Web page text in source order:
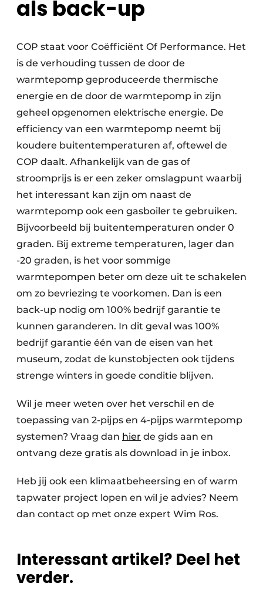
als back-up
COP staat voor Coëfficiënt Of Performance. Het
is de verhouding tussen de door de
warmtepomp geproduceerde thermische
energie en de door de warmtepomp in zijn
geheel opgenomen elektrische energie. De
efficiency van een warmtepomp neemt bij
koudere buitentemperaturen af, oftewel de
COP daalt. Afhankelijk van de gas of
stroomprijs is er een zeker omslagpunt waarbij
het interessant kan zijn om naast de
warmtepomp ook een gasboiler te gebruiken.
Bijvoorbeeld bij buitentemperaturen onder 0
graden. Bij extreme temperaturen, lager dan
-20 graden, is het voor sommige
warmtepompen beter om deze uit te schakelen
om zo bevriezing te voorkomen. Dan is een
back-up nodig om 100% bedrijf garantie te
kunnen garanderen. In dit geval was 100%
bedrijf garantie één van de eisen van het
museum, zodat de kunstobjecten ook tijdens
strenge winters in goede conditie blijven.
Wil je meer weten over het verschil en de
toepassing van 2-pijps en 4-pijps warmtepomp
systemen? Vraag dan hier de gids aan en
ontvang deze gratis als download in je inbox.
Heb jij ook een klimaatbeheersing en of warm
tapwater project lopen en wil je advies? Neem
dan contact op met onze expert Wim Ros.
Interessant artikel? Deel het
verder.